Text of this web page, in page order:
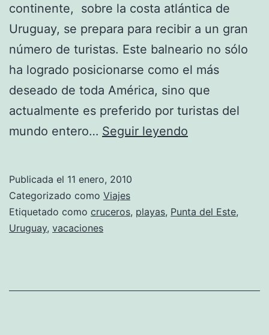
continente, sobre la costa atlántica de
Uruguay, se prepara para recibir a un gran
número de turistas. Este balneario no sólo
ha logrado posicionarse como el más
deseado de toda América, sino que
actualmente es preferido por turistas del
mundo entero… Seguir leyendo
punto
el
Publicada el 11 enero, 2010
Categorizado como Viajes
Etiquetado como cruceros, playas, Punta del Este,
Uruguay, vacaciones